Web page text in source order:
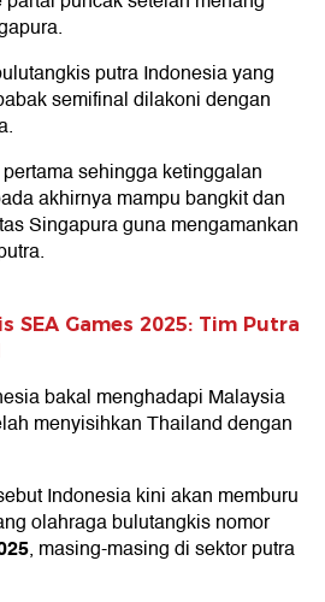
putra Indonesia yang
semifinal dilakoni dengan
sehingga ketinggalan
akhirnya mampu bangkit dan
Singapura guna mengamankan
SEA Games 2025: Tim Putra
bakal menghadapi Malaysia
menyisihkan Thailand dengan
Indonesia kini akan memburu
olahraga bulutangkis nomor
, masing-masing di sektor putra